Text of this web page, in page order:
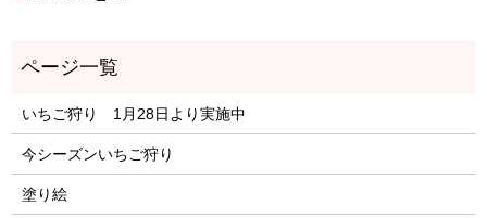
いちご狩り 1月28日より実施中
今シーズンいちご狩り
塗り絵